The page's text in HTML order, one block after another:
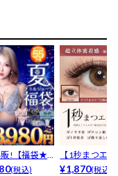
!【福袋★
ット3点
(税込)
【1秒まつエ
リュームタイ
¥1,870(税込)